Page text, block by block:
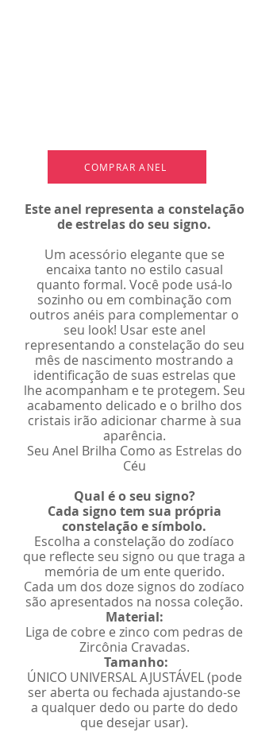
COMPRAR ANEL
Este anel representa a constelação
de estrelas do seu signo.
Um acessório elegante que se
encaixa tanto no estilo casual
quanto formal. Você pode usá-lo
sozinho ou em combinação com
outros anéis para complementar o
seu look! Usar este anel
representando a constelação do seu
mês de nascimento mostrando a
identificação de suas estrelas que
lhe acompanham e te protegem. Seu
acabamento delicado e o brilho dos
cristais irão adicionar charme à sua
aparência.
Seu Anel Brilha Como as Estrelas do
Céu
Qual é o seu signo?
Cada signo tem sua própria
constelação e símbolo.
Escolha a constelação do zodíaco
que reflecte seu signo ou que traga a
memória de um ente querido.
Cada um dos doze signos do zodíaco
são apresentados na nossa coleção.
Material:
Liga de cobre e zinco com pedras de
Zircônia Cravadas.
Tamanho:
ÚNICO UNIVERSAL AJUSTÁVEL (pode
ser aberta ou fechada ajustando-se
a qualquer dedo ou parte do dedo
que desejar usar).